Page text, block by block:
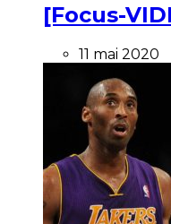
[Focus-
11 mai 2020